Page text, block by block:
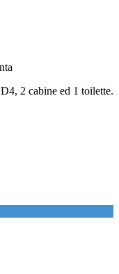
2 cabine ed 1 toilette.